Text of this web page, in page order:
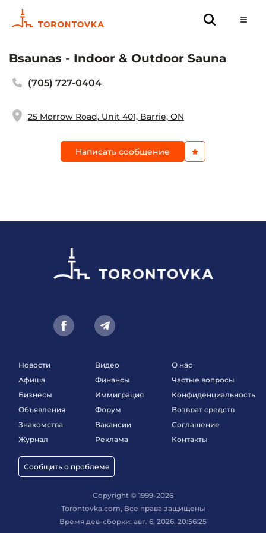
Bsaunas - Indoor & Outdoor Sauna
(705) 727-0404
25 Morrow Road, Unit 401, Barrie, ON
Написать сообщение
Новости
Афиша
Бизнесы
Объявления
Знакомства
Журнал
Сообщить о проблеме
Видео
Финансы
Иммиграция
Форум
Вакансии
Реклама
О нас
Частые вопросы
Конфиденциальность
Возврат средств
Соглашение
Контакты
Copyright © 1999-2026
Torontovka.com, Все права защищены
Время дев-сборки: авг. 6, 2026, 20:56:25